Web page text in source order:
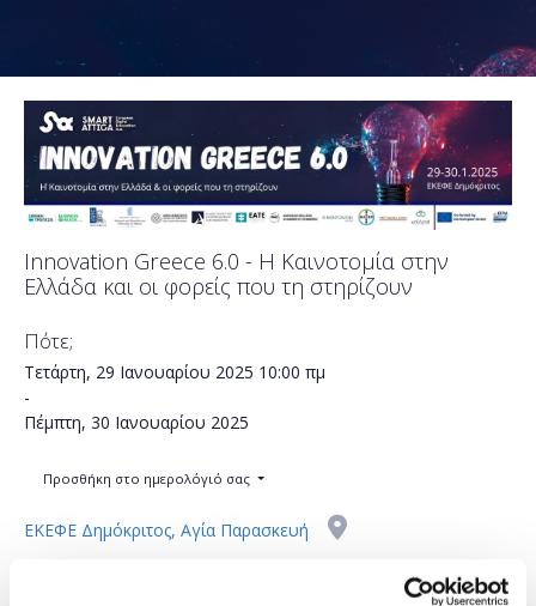
Innovation Greece 6.0 - Η Καινοτομία στην
Ελλάδα και οι φορείς που τη στηρίζουν
Πότε;
Τετάρτη, 29 Ιανουαρίου 2025 10:00 πμ
-
Πέμπτη, 30 Ιανουαρίου 2025
Προσθήκη στο ημερολόγιό σας
ΕΚΕΦΕ Δημόκριτος, Αγία Παρασκευή